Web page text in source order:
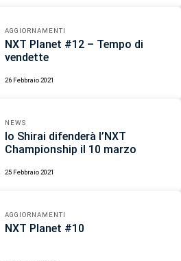
AGGIORNAMENTI
NXT Planet #12 – Tempo di
vendette
26 Febbraio 2021
NEWS
Io Shirai difenderà l’NXT
Championship il 10 marzo
25 Febbraio 2021
AGGIORNAMENTI
NXT Planet #10